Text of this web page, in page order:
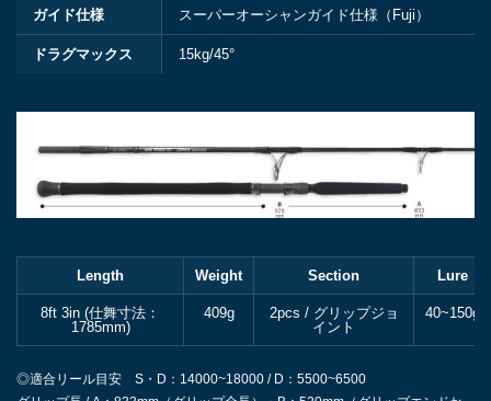
ガイド仕様 スーパーオーシャンガイド仕様（Fuji）
ドラグマックス 15kg/45°
Length Weight Section Lure
8ft 3in (仕舞寸法：
1785mm)
409g
2pcs / グリップジョ
イント
40~150g
◎適合リール目安 S・D：14000~18000 / D：5500~6500